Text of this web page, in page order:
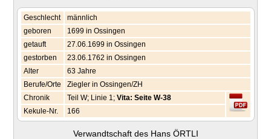
Geschlecht
männlich
geboren
1699 in Ossingen
getauft
27.06.1699 in Ossingen
gestorben
23.06.1762 in Ossingen
Alter
63 Jahre
Berufe/Orte
Ziegler in Ossingen/ZH
Chronik
Teil W; Linie 1; Vita: Seite W-38
Kekule-Nr.
166
Verwandtschaft des Hans ÖRTLI